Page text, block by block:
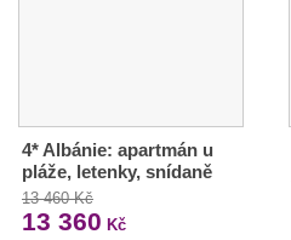
4* Albánie: apartmán u
pláže, letenky, snídaně
13 460 Kč
13 360 Kč